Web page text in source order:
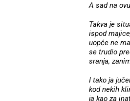
A sad na
Takva je
ispod
uopće ne
se trudio
sranja,
I tako ja
kod nekih
ja kao za